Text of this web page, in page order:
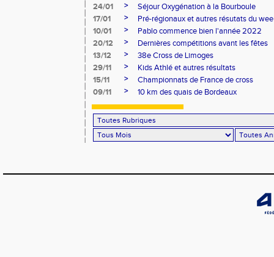
24/01
>
Séjour Oxygénation à la Bourboule
17/01
>
Pré-régionaux et autres résutats du
10/01
>
Pablo commence bien l'année 2022
20/12
>
Dernières compétitions avant les fêtes
13/12
>
38e Cross de Limoges
29/11
>
Kids Athlé et autres résultats
15/11
>
Championnats de France de cross
09/11
> 10 km des quais de Bordeaux